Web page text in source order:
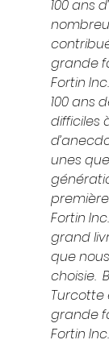
100 ans
grande
Fortin Inc.
100 ans
difficiles
unes
Fortin
grand
que
choisie.
Turcotte
grande
Fortin